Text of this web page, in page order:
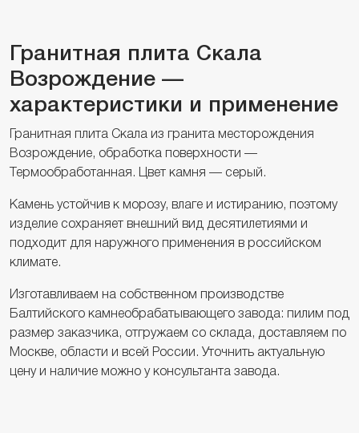
Гранитная плита Скала
Возрождение —
характеристики и применение
Гранитная плита Скала из гранита месторождения
Возрождение, обработка поверхности —
Термообработанная. Цвет камня — серый.
Камень устойчив к морозу, влаге и истиранию, поэтому
изделие сохраняет внешний вид десятилетиями и
подходит для наружного применения в российском
климате.
Изготавливаем на собственном производстве
Балтийского камнеобрабатывающего завода: пилим под
размер заказчика, отгружаем со склада, доставляем по
Москве, области и всей России. Уточнить актуальную
цену и наличие можно у консультанта завода.